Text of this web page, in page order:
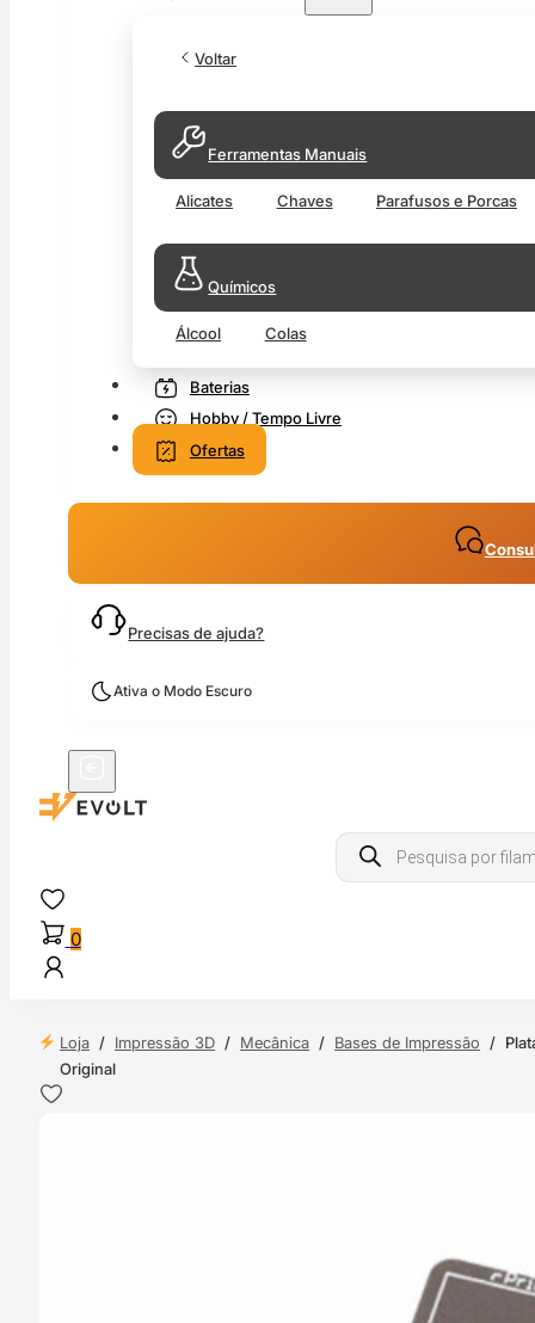
Voltar
Ferramentas Manuais
Alicates Chaves Parafusos e Porcas
Químicos
Álcool Colas
Baterias
Hobby / Tempo Livre
Ofertas
Precisas de ajuda?
Ativa o Modo Escuro
Products
search
0
Loja / Impressão 3D / Mecânica / Bases de Impressão /
Original